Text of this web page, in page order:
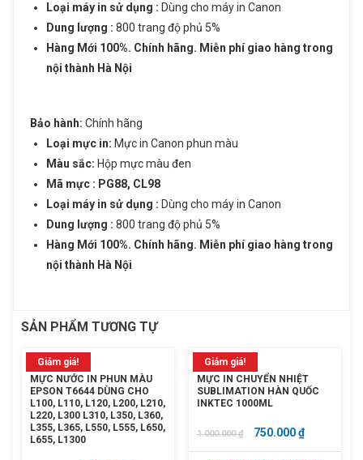
Loại máy in sử dụng : Dùng cho máy in Canon
Dung lượng : 800 trang độ phủ 5%
Hàng Mới 100%. Chính hãng. Miễn phí giao hàng trong
nội thành Hà Nội
Bảo hành: Chính hãng
Loại mực in: Mực in Canon phun màu
Màu sắc: Hộp mực màu đen
Mã mực : PG88, CL98
Loại máy in sử dụng : Dùng cho máy in Canon
Dung lượng : 800 trang độ phủ 5%
Hàng Mới 100%. Chính hãng. Miễn phí giao hàng trong
nội thành Hà Nội
SẢN PHẨM TƯƠNG TỰ
Giảm giá!
MỰC NƯỚC IN PHUN MÀU
EPSON T6644 DÙNG CHO
L100, L110, L120, L200, L210,
L220, L300 L310, L350, L360,
L355, L365, L550, L555, L650,
L655, L1300
Giảm giá!
MỰC IN CHUYỂN NHIỆT
SUBLIMATION HÀN QUỐC
INKTEC 1000ML
1.000.000₫
GIÁ
GỐC
750.000₫GIÁ
HIỆN
Đi đến giỏ hàng